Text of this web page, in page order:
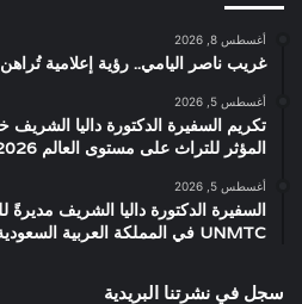
أغسطس 8, 2026
غريب ناصر اليامي.. رؤية إعلامية
أغسطس 5, 2026
تكريم السفيرة الدكتورة داليا الشريف
المؤثر للتراث على مستوى العالم 2026”
أغسطس 5, 2026
السفيرة الدكتورة داليا الشريف مديرةً
UNMTC في المملكة العربية السعودية
سجل في نشرتنا البريدية